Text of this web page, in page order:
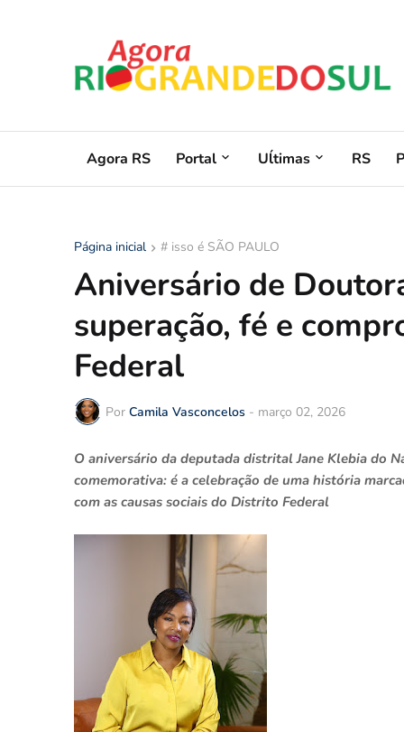
Agora RS Portal Uĺtimas RS
Página inicial # isso é SÃO PAULO
Aniversário de
superação, fé e
Federal
Por Camila Vasconcelos - março 02, 2026
O aniversário da deputada distrital Jane Klebia do
comemorativa: é a celebração de uma história
com as causas sociais do Distrito Federal